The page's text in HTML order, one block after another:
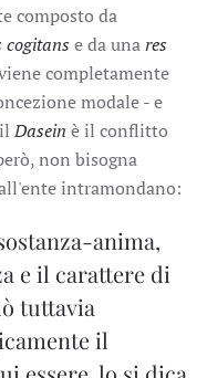
composto da
cogitans e da unares
completamente
modale - e
ilDasein è il conflitto
non bisogna
intramondano:
anima,
e il carattere di
tuttavia
il